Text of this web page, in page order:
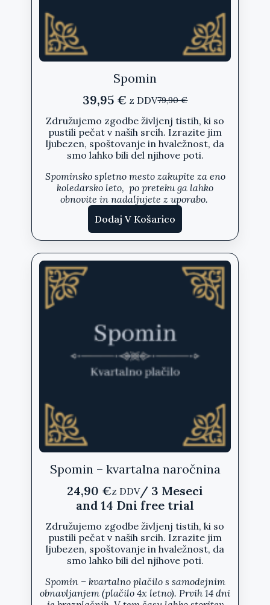
Spomin
79,90€
Izvirna
cena
je
bila:
79,90 €.
39,95 €
Trenutna
cena
je:
39,95 €.
z DDV
Združujemo zgodbe življenj tistih, ki so
pustili pečat v naših srcih. Izrazite jim
ljubezen, spoštovanje in hvaležnost, da
smo lahko bili del njihove poti.
Spominsko spletno mesto zakupite za eno
koledarsko leto, po preteku ga lahko
obnovite in nadaljujete z uporabo.
Dodaj V Košarico
Spomin – kvartalna naročnina
24,90 €z DDV/ 3 Meseci
and 14 Dni free trial
Združujemo zgodbe življenj tistih, ki so
pustili pečat v naših srcih. Izrazite jim
ljubezen, spoštovanje in hvaležnost, da
smo lahko bili del njihove poti.
Spomin – kvartalno plačilo s samodejnim
obnavljanjem (plačilo 4x letno). Prvih 14 dni